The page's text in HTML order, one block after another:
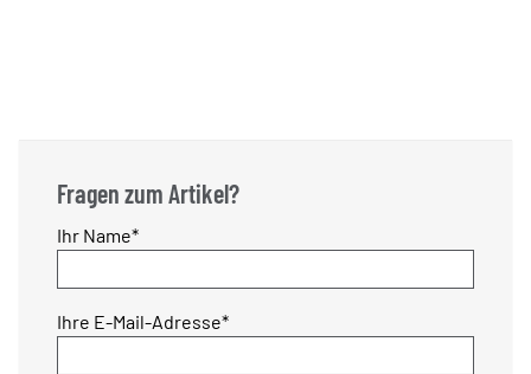
Fragen zum Artikel?
Pflichtfeld
Ihr Name*
Pflichtfeld
Ihre E-Mail-Adresse*